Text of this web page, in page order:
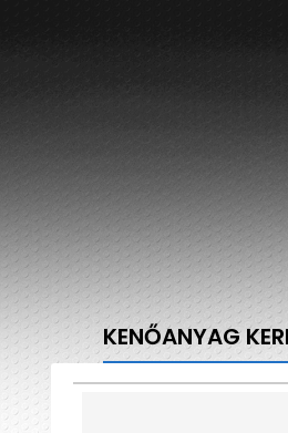
KENŐANYAG